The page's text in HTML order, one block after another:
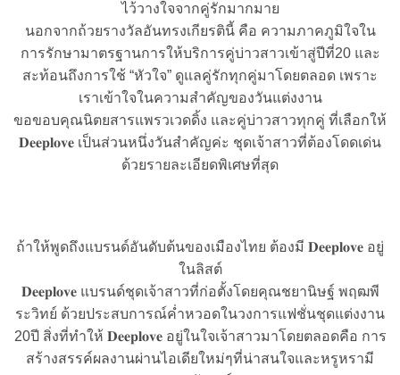
ไว้วางใจจากคู่รักมากมาย
นอกจากถ้วยรางวัลอันทรงเกียรตินี้ คือ ความภาคภูมิใจใน
การรักษามาตรฐานการให้บริการคู่บ่าวสาวเข้าสู่ปีที่20 และ
สะท้อนถึงการใช้ “หัวใจ” ดูแลคู่รักทุกคู่มาโดยตลอด เพราะ
เราเข้าใจในความสำคัญของวันแต่งงาน
ขอขอบคุณนิตยสารแพรวเวดดิ้ง และคู่บ่าวสาวทุกคู่ ที่เลือกให้
𝐃𝐞𝐞𝐩𝐥𝐨𝐯𝐞 เป็นส่วนหนึ่งวันสำคัญค่ะ ชุดเจ้าสาวที่ต้องโดดเด่น
ด้วยรายละเอียดพิเศษที่สุด
ถ้าให้พูดถึงแบรนด์อันดับต้นของเมืองไทย ต้องมี 𝐃𝐞𝐞𝐩𝐥𝐨𝐯𝐞 อยู่
ในลิสต์
𝐃𝐞𝐞𝐩𝐥𝐨𝐯𝐞 แบรนด์ชุดเจ้าสาวที่ก่อตั้งโดยคุณชยานิษฐ์ พฤฒพี
ระวิทย์ ด้วยประสบการณ์ค่ำหวอดในวงการแฟชั่นชุดแต่งงาน
20ปี สิ่งที่ทำให้ 𝐃𝐞𝐞𝐩𝐥𝐨𝐯𝐞 อยู่ในใจเจ้าสาวมาโดยตลอดคือ การ
สร้างสรรค์ผลงานผ่านไอเดียใหม่ๆที่น่าสนใจและหรูหรามี